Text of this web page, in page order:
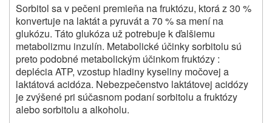
Sorbitol sa v pečeni premieňa na fruktózu, ktorá z 30 %
konvertuje na laktát a pyruvát a 70 % sa mení na
glukózu. Táto glukóza už potrebuje k ďalšiemu
metabolizmu inzulín. Metabolické účinky sorbitolu sú
preto podobné metabolickým účinkom fruktózy :
deplécia ATP, vzostup hladiny kyseliny močovej a
laktátová acidóza. Nebezpečenstvo laktátovej acidózy
je zvýšené pri súčasnom podaní sorbitolu a fruktózy
alebo sorbitolu a alkoholu.